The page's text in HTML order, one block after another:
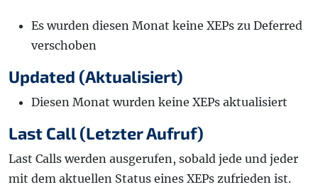
Es wurden diesen Monat keine XEPs zu Deferred
verschoben
Updated (Aktualisiert)
Diesen Monat wurden keine XEPs aktualisiert
Last Call (Letzter Aufruf)
Last Calls werden ausgerufen, sobald jede und jeder
mit dem aktuellen Status eines XEPs zufrieden ist.